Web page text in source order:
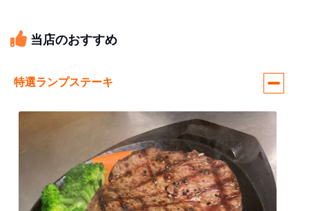
当店のおすすめ
特選ランプステーキ